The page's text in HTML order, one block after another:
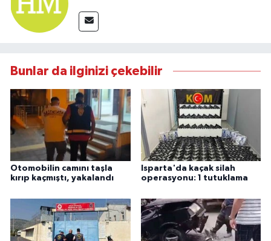
Bunlar da ilginizi çekebilir
Otomobilin camını taşla
kırıp kaçmıştı, yakalandı
Isparta'da kaçak silah
operasyonu: 1 tutuklama